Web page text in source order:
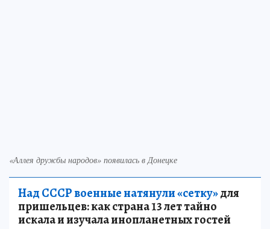
«Аллея дружбы народов» появилась в Донецке
Над СССР военные натянули «сетку»для
пришельцев: как страна 13 лет тайно
искала и изучала инопланетных гостей